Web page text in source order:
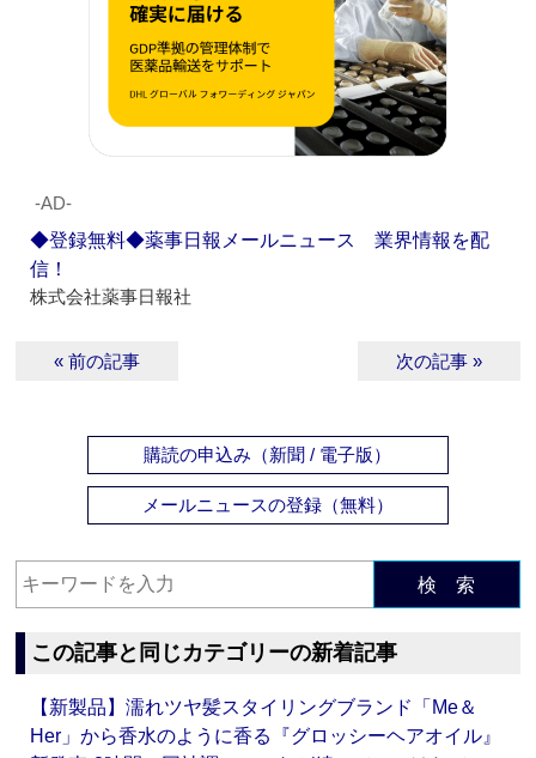
‐AD‐
◆登録無料◆薬事日報メールニュース 業界情報を配
信！
株式会社薬事日報社
« 前の記事 次の記事 »
購読の申込み（新聞 / 電子版）
メールニュースの登録（無料）
検 索
この記事と同じカテゴリーの新着記事
【新製品】濡れツヤ髪スタイリングブランド「Me＆
Her」から香水のように香る『グロッシーヘアオイル』